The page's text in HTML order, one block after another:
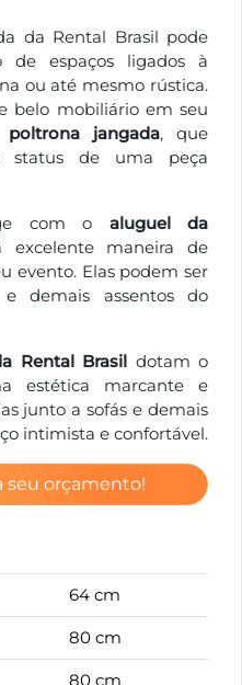
da Rental Brasil pode
de espaços ligados à
ou até mesmo rústica.
belo mobiliário em seu
jangada, que
status de uma peça
com o aluguel da
excelente maneira de
evento. Elas podem ser
demais assentos do
Rental Brasil dotam o
estética marcante e
junto a sofás e demais
intimista e confortável.
seu orçamento!
64 cm
80 cm
80 cm